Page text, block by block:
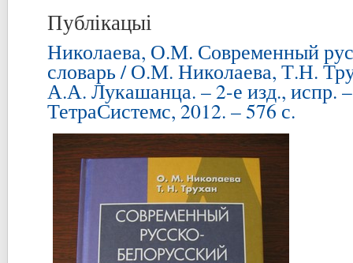
Публікацыі
Николаева, О.М. Современный
словарь / О.М. Николаева, Т.Н.
А.А. Лукашанца. – 2-е изд., испр.
ТетраСистемс, 2012. – 576 с.